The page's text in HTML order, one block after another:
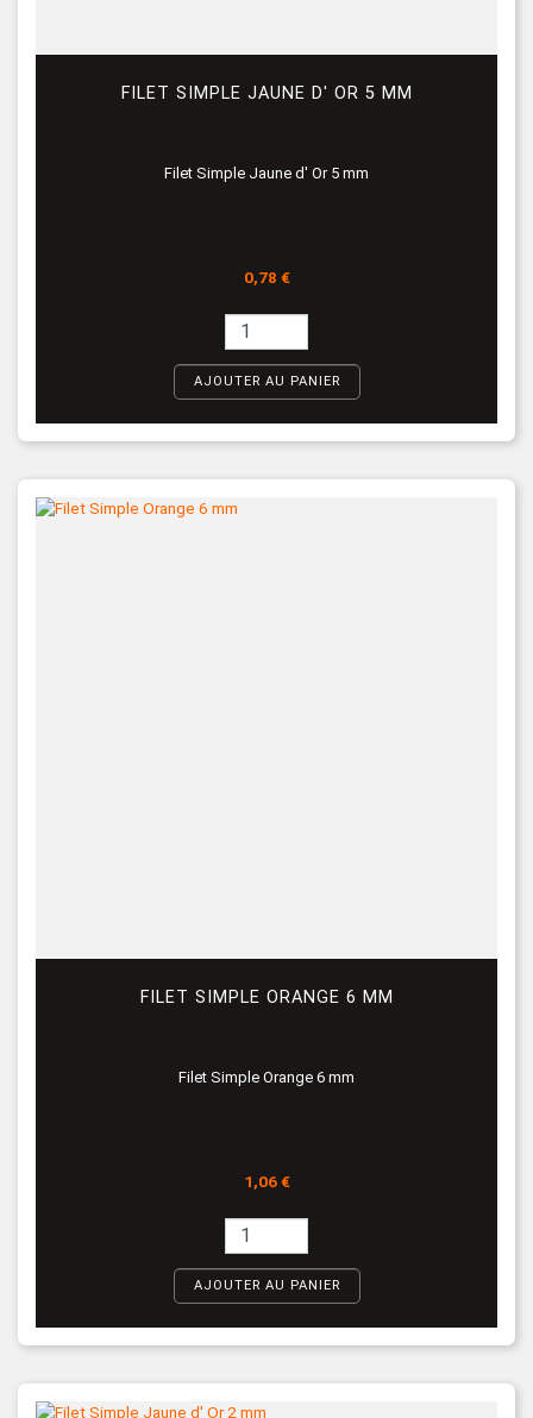
FILET SIMPLE JAUNE D' OR 5 MM
Filet Simple Jaune d' Or 5 mm
Prix
0,78 €
AJOUTER AU PANIER
FILET SIMPLE ORANGE 6 MM
Filet Simple Orange 6 mm
Prix
1,06 €
AJOUTER AU PANIER